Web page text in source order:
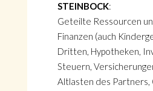
STEINBOCK:
Geteilte Ressourcen
Finanzen (auch
Dritten, Hypotheken,
Steuern,
Altlasten des Partners,